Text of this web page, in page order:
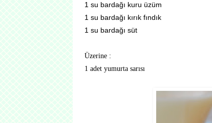
1 su bardağı kuru üzüm
1 su bardağı kırık fındık
1 su bardağı süt
Üzerine :
1 adet yumurta sarısı